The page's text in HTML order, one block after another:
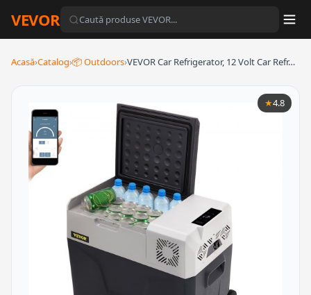
VEVOR
Acasă›Catalog›📦 Outdoors›VEVOR Car Refrigerator, 12 Volt Car Refr…
★4.8